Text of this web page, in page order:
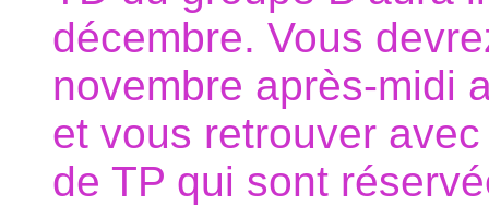
décembre. Vous
novembre après-midi
et vous retrouver
de TP qui sont